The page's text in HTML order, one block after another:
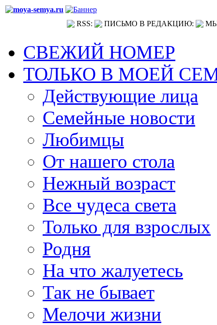
RSS: ПИСЬМО В РЕДАКЦИЮ:
СВЕЖИЙ НОМЕР
ТОЛЬКО В МОЕЙ
Действующие лица
Семейные новости
Любимцы
От нашего стола
Нежный возраст
Все чудеса света
Только для взрослых
Родня
На что жалуетесь
Так не бывает
Мелочи жизни